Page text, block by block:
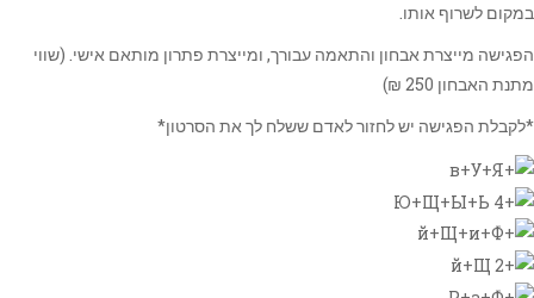
במקום לשרוף אותו.
הפגישה מייצרת אבחון והתאמה עבורך, ומייצרת פתרון מותאם אישי. (שווי
מתנת האבחון 250 ₪)
*לקבלת הפגישה יש לחזור לאדם ששלח לך את הסרטון*